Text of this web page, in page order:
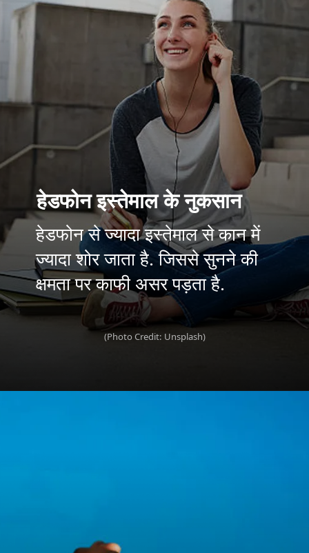
हेडफोन इस्तेमाल के नुकसान
हेडफोन से ज्यादा इस्तेमाल से कान में
ज्यादा शोर जाता है. जिससे सुनने की
क्षमता पर काफी असर पड़ता है.
(Photo Credit: Unsplash)